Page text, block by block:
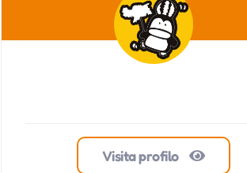
Visita profilo